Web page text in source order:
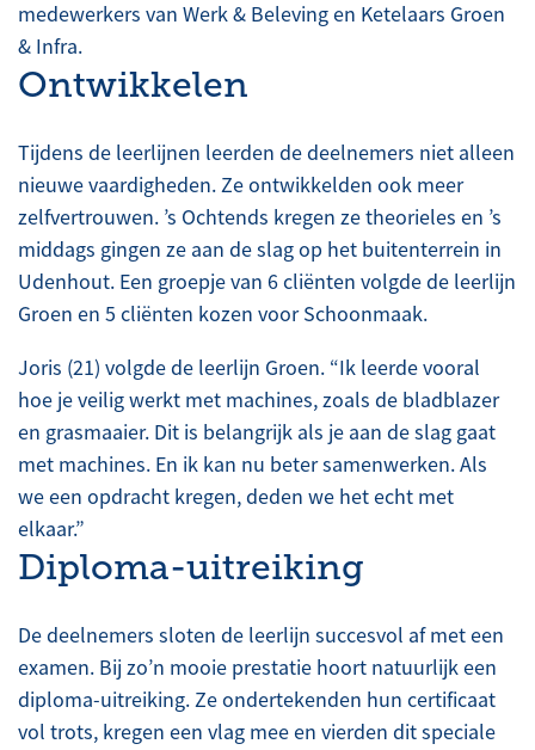
medewerkers van Werk & Beleving en Ketelaars Groen
& Infra.
Ontwikkelen
Tijdens de leerlijnen leerden de deelnemers niet alleen
nieuwe vaardigheden. Ze ontwikkelden ook meer
zelfvertrouwen. ’s Ochtends kregen ze theorieles en ’s
middags gingen ze aan de slag op het buitenterrein in
Udenhout. Een groepje van 6 cliënten volgde de leerlijn
Groen en 5 cliënten kozen voor Schoonmaak.
Joris (21) volgde de leerlijn Groen. “Ik leerde vooral
hoe je veilig werkt met machines, zoals de bladblazer
en grasmaaier. Dit is belangrijk als je aan de slag gaat
met machines. En ik kan nu beter samenwerken. Als
we een opdracht kregen, deden we het echt met
elkaar.”
Diploma-uitreiking
De deelnemers sloten de leerlijn succesvol af met een
examen. Bij zo’n mooie prestatie hoort natuurlijk een
diploma-uitreiking. Ze ondertekenden hun certificaat
vol trots, kregen een vlag mee en vierden dit speciale